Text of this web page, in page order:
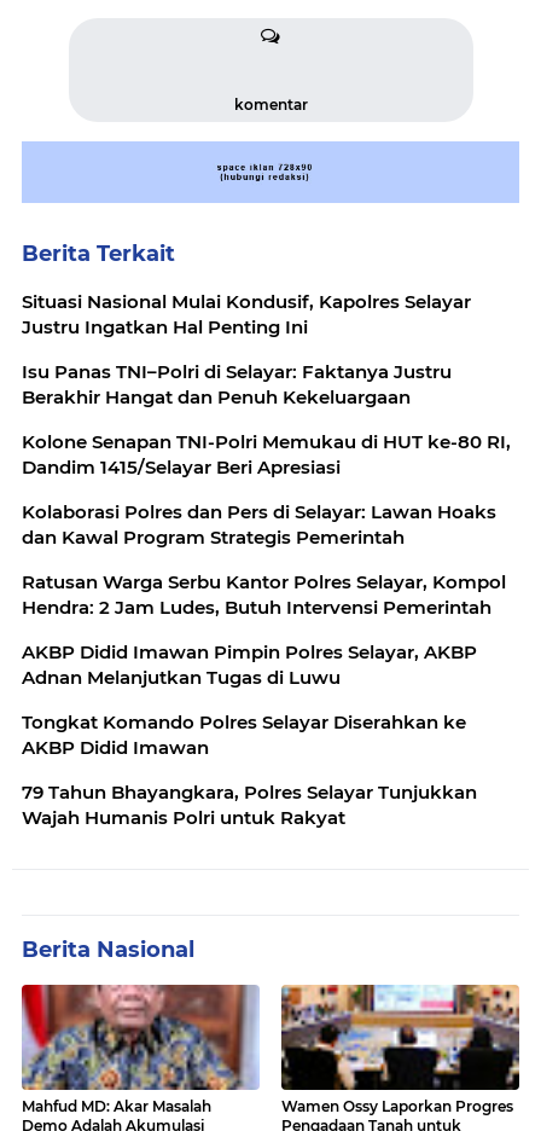
komentar
Berita Terkait
Situasi Nasional Mulai Kondusif, Kapolres Selayar
Justru Ingatkan Hal Penting Ini
Isu Panas TNI–Polri di Selayar: Faktanya Justru
Berakhir Hangat dan Penuh Kekeluargaan
Kolone Senapan TNI-Polri Memukau di HUT ke-80 RI,
Dandim 1415/Selayar Beri Apresiasi
Kolaborasi Polres dan Pers di Selayar: Lawan Hoaks
dan Kawal Program Strategis Pemerintah
Ratusan Warga Serbu Kantor Polres Selayar, Kompol
Hendra: 2 Jam Ludes, Butuh Intervensi Pemerintah
AKBP Didid Imawan Pimpin Polres Selayar, AKBP
Adnan Melanjutkan Tugas di Luwu
Tongkat Komando Polres Selayar Diserahkan ke
AKBP Didid Imawan
79 Tahun Bhayangkara, Polres Selayar Tunjukkan
Wajah Humanis Polri untuk Rakyat
Berita Nasional
Mahfud MD: Akar Masalah
Demo Adalah Akumulasi
Wamen Ossy Laporkan Progres
Pengadaan Tanah untuk